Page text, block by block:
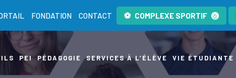
FONDATION CONTACT COMPLEXE SPORTIF
PEI PÉDAGOGIE SERVICES À L’ÉLÈVE VIE ÉTUDIANTE